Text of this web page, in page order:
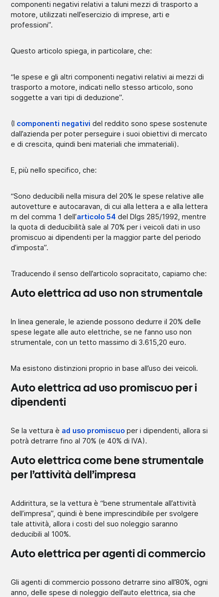
componenti negativi relativi a taluni mezzi di trasporto a
motore, utilizzati nell’esercizio di imprese, arti e
professioni”.
Questo articolo spiega, in particolare, che:
“le spese e gli altri componenti negativi relativi ai mezzi di
trasporto a motore, indicati nello stesso articolo, sono
soggette a vari tipi di deduzione”.
(I componenti negativi del reddito sono spese sostenute
dall’azienda per poter perseguire i suoi obiettivi di mercato
e di crescita, quindi beni materiali che immateriali).
E, più nello specifico, che:
“Sono deducibili nella misura del 20% le spese relative alle
autovetture e autocaravan, di cui alla lettera a e alla lettera
m del comma 1 dell’articolo 54 del Dlgs 285/1992, mentre
la quota di deducibilità sale al 70% per i veicoli dati in uso
promiscuo ai dipendenti per la maggior parte del periodo
d’imposta”.
Traducendo il senso dell’articolo sopracitato, capiamo che:
Auto elettrica ad uso non strumentale
In linea generale, le aziende possono dedurre il 20% delle
spese legate alle auto elettriche, se ne fanno uso non
strumentale, con un tetto massimo di 3.615,20 euro.
Ma esistono distinzioni proprio in base all’uso dei veicoli.
Auto elettrica ad uso promiscuo per i
dipendenti
Se la vettura è ad uso promiscuo per i dipendenti, allora si
potrà detrarre fino al 70% (e 40% di IVA).
Auto elettrica come bene strumentale
per l’attività dell’impresa
Addirittura, se la vettura è “bene strumentale all’attività
dell’impresa”, quindi è bene imprescindibile per svolgere
tale attività, allora i costi del suo noleggio saranno
deducibili al 100%.
Auto elettrica per agenti di commercio
Gli agenti di commercio possono detrarre sino all’80%, ogni
anno, delle spese di noleggio dell’auto elettrica, sia che